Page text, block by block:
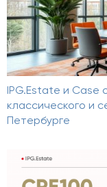
IPG.Estate и Case
классического и
Петербурге